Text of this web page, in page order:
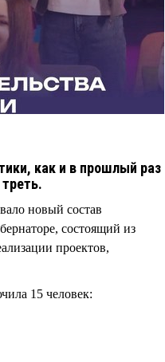
как и в прошлый раз
новый состав
состоящий из
проектов,
15 человек: